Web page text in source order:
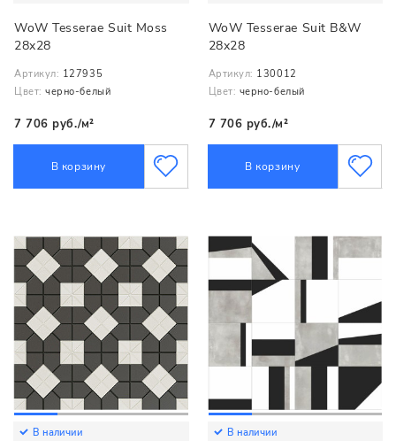
WoW Tesserae Suit Moss
28x28
Артикул: 127935
Цвет: черно-белый
7 706 руб./м²
В корзину
WoW Tesserae Suit B&W
28x28
Артикул: 130012
Цвет: черно-белый
7 706 руб./м²
В корзину
В наличии В наличии